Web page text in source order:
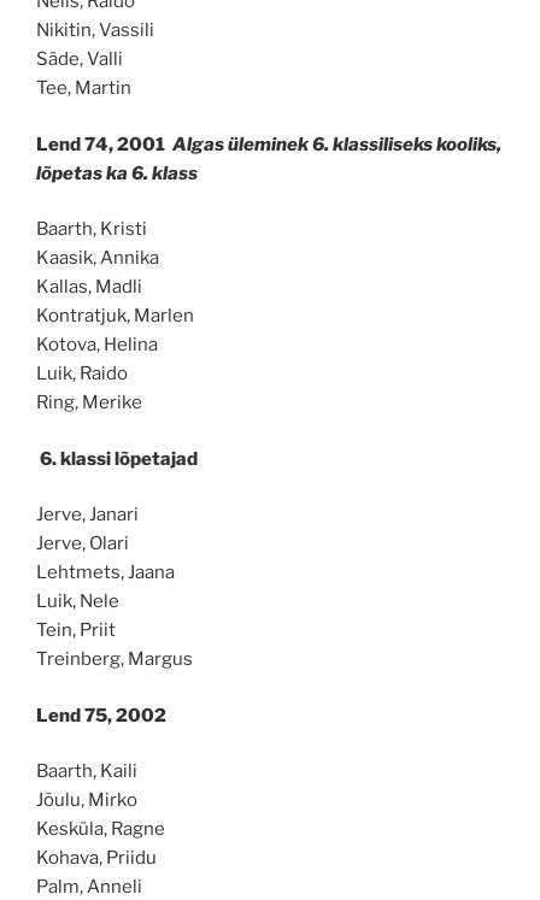
Nikitin, Vassili
Säde, Valli
Tee, Martin
Lend 74, 2001 Algas üleminek 6. klassiliseks kooliks,
lõpetas ka 6. klass
Baarth, Kristi
Kaasik, Annika
Kallas, Madli
Kontratjuk, Marlen
Kotova, Helina
Luik, Raido
Ring, Merike
6. klassi lõpetajad
Jerve, Janari
Jerve, Olari
Lehtmets, Jaana
Luik, Nele
Tein, Priit
Treinberg, Margus
Lend 75, 2002
Baarth, Kaili
Jõulu, Mirko
Kesküla, Ragne
Kohava, Priidu
Palm, Anneli